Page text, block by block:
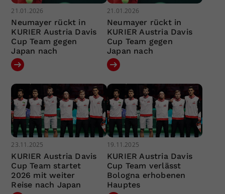
21.01.2026
Neumayer rückt in
KURIER Austria Davis
Cup Team gegen
Japan nach
21.01.2026
Neumayer rückt in
KURIER Austria Davis
Cup Team gegen
Japan nach
23.11.2025
KURIER Austria Davis
Cup Team startet
2026 mit weiter
Reise nach Japan
19.11.2025
KURIER Austria Davis
Cup Team verlässt
Bologna erhobenen
Hauptes